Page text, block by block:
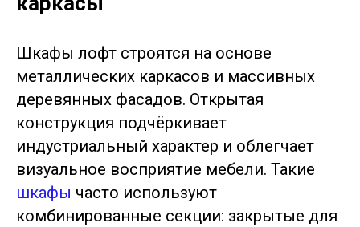
Шкафы лофт строятся на основе
металлических каркасов и массивных
деревянных фасадов. Открытая
конструкция подчёркивает
индустриальный характер и облегчает
визуальное восприятие мебели. Такие
шкафы часто используют
комбинированные секции: закрытые для